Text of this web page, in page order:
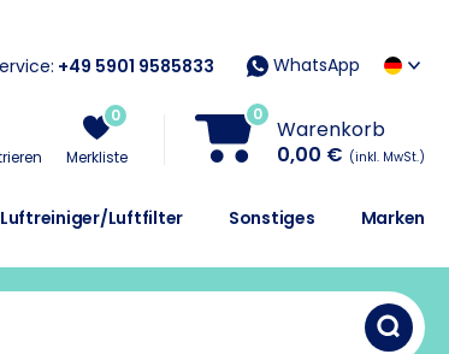
+49 5901 9585833 WhatsApp
0
Merkliste
0
Warenkorb
0,00 € (inkl. MwSt.)
Luftreiniger/Luftfilter Sonstiges Marken